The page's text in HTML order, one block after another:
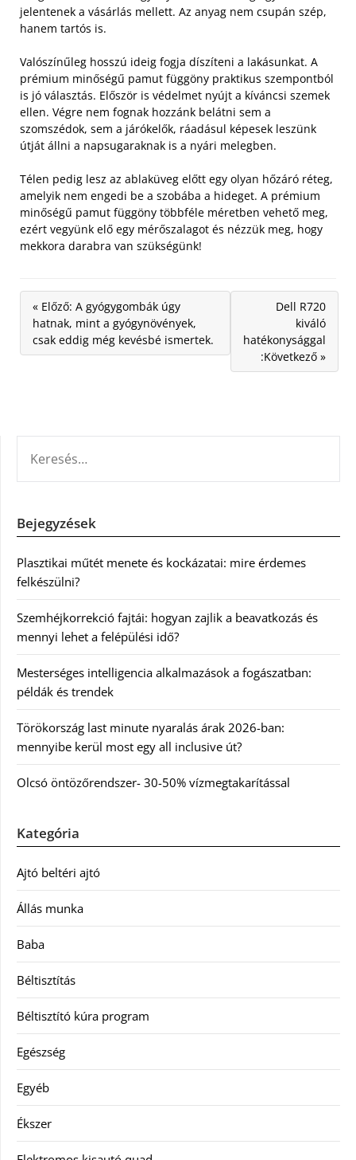
jelentenek a vásárlás mellett. Az anyag nem csupán szép,
hanem tartós is.
Valószínűleg hosszú ideig fogja díszíteni a lakásunkat. A
prémium minőségű pamut függöny praktikus szempontból
is jó választás. Először is védelmet nyújt a kíváncsi szemek
ellen. Végre nem fognak hozzánk belátni sem a
szomszédok, sem a járókelők, ráadásul képesek leszünk
útját állni a napsugaraknak is a nyári melegben.
Télen pedig lesz az ablaküveg előtt egy olyan hőzáró réteg,
amelyik nem engedi be a szobába a hideget. A prémium
minőségű pamut függöny többféle méretben vehető meg,
ezért vegyünk elő egy mérőszalagot és nézzük meg, hogy
mekkora darabra van szükségünk!
« Előző: A gyógygombák úgy
hatnak, mint a gyógynövények,
csak eddig még kevésbé ismertek.
Dell R720
kiváló
hatékonysággal
:Következő »
Bejegyzések
Plasztikai műtét menete és kockázatai: mire érdemes
felkészülni?
Szemhéjkorrekció fajtái: hogyan zajlik a beavatkozás és
mennyi lehet a felépülési idő?
Mesterséges intelligencia alkalmazások a fogászatban:
példák és trendek
Törökország last minute nyaralás árak 2026-ban:
mennyibe kerül most egy all inclusive út?
Olcsó öntözőrendszer- 30-50% vízmegtakarítással
Kategória
Ajtó beltéri ajtó
Állás munka
Baba
Béltisztítás
Béltisztító kúra program
Egészség
Egyéb
Ékszer